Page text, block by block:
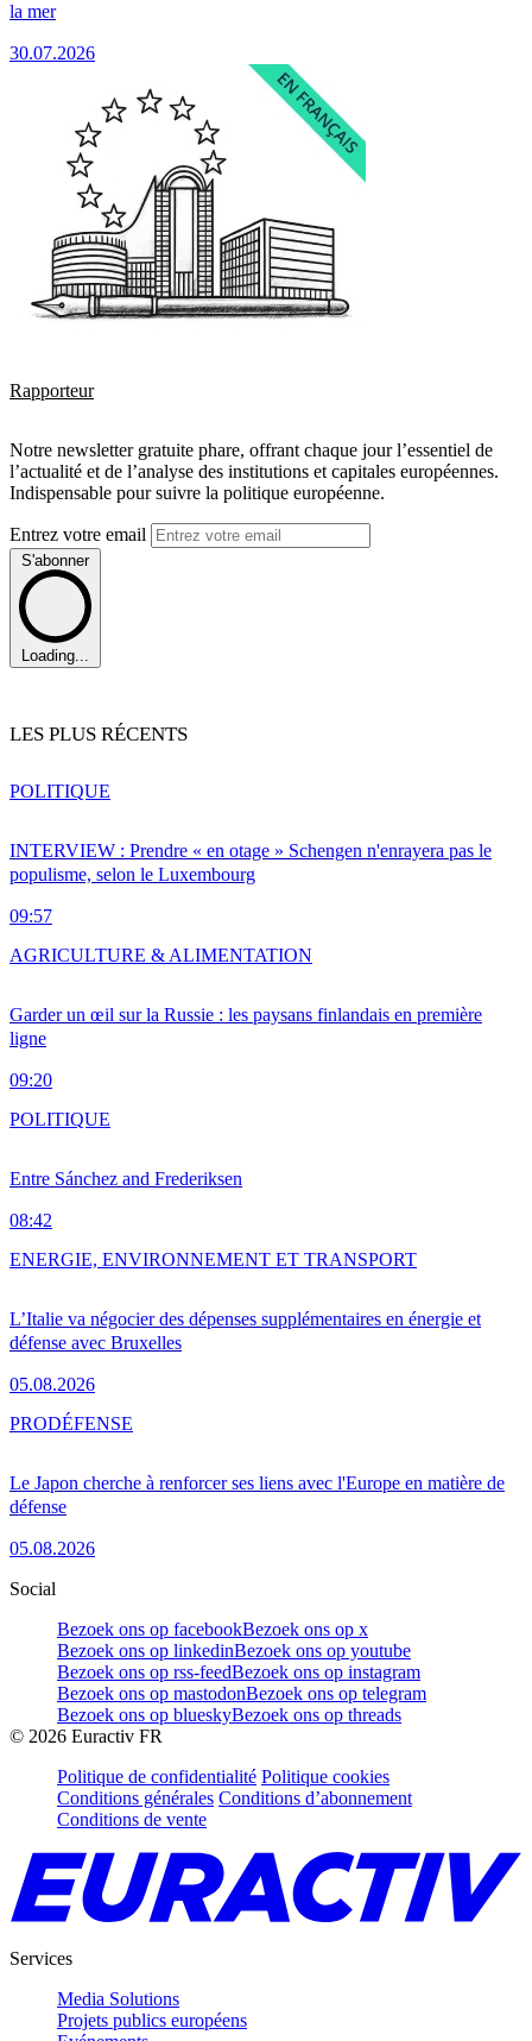
la mer
30.07.2026
Rapporteur
Notre newsletter gratuite phare, offrant chaque jour l’essentiel de
l’actualité et de l’analyse des institutions et capitales européennes.
Indispensable pour suivre la politique européenne.
Entrez votre email
S'abonner
Loading...
LES PLUS RÉCENTS
INTERVIEW : Prendre « en otage » Schengen n'enrayera pas le
populisme, selon le Luxembourg
09:57
POLITIQUE
Garder un œil sur la Russie : les paysans finlandais en première
ligne
09:20
AGRICULTURE & ALIMENTATION
Entre Sánchez and Frederiksen
08:42
POLITIQUE
L’Italie va négocier des dépenses supplémentaires en énergie et
défense avec Bruxelles
05.08.2026
ENERGIE, ENVIRONNEMENT ET TRANSPORT
Le Japon cherche à renforcer ses liens avec l'Europe en matière de
défense
05.08.2026
PRODÉFENSE
Social
Bezoek ons op facebookBezoek ons op x
Bezoek ons op linkedinBezoek ons op youtube
Bezoek ons op rss-feedBezoek ons op instagram
Bezoek ons op mastodonBezoek ons op telegram
Bezoek ons op blueskyBezoek ons op threads
© 2026 Euractiv FR
Politique de confidentialité Politique cookies
Conditions générales Conditions d’abonnement
Conditions de vente
Services
Media Solutions
Projets publics européens